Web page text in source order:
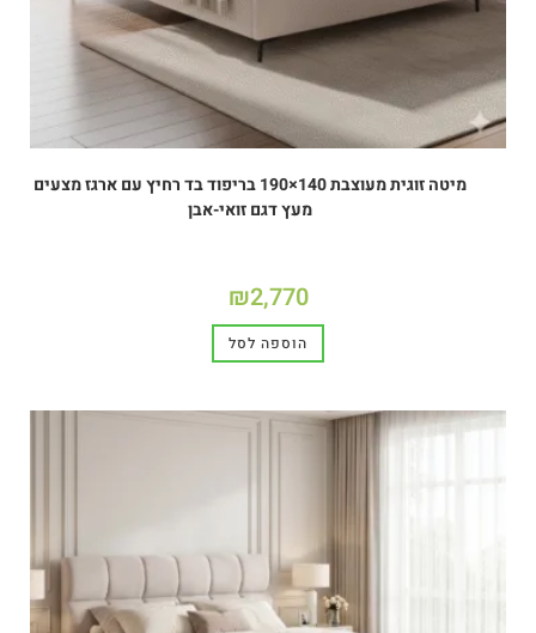
מיטה זוגית מעוצבת 140×190 בריפוד בד רחיץ עם ארגז מצעים
מעץ דגם זואי-אבן
₪2,770
הוספה לסל